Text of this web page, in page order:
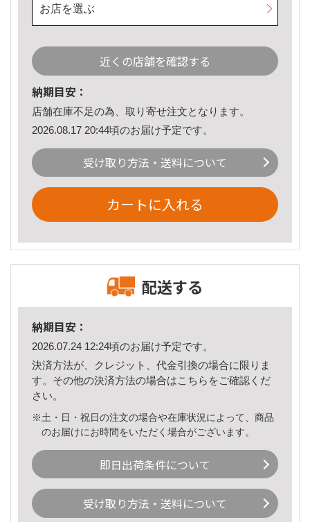
お店を選ぶ
近くの店舗を確認する
納期目安：
店舗在庫不足の為、取り寄せ注文となります。
2026.08.17 20:44頃のお届け予定です。
受け取り方法・送料について
カートに入れる
配送する
納期目安：
2026.07.24 12:24頃のお届け予定です。
決済方法が、クレジット、代金引換の場合に限りま
す。その他の決済方法の場合はこちら をご確認くだ
さい。
※土・日・祝日の注文の場合や在庫状況によって、商品
のお届けにお時間をいただく場合がございます。
即日出荷条件について
受け取り方法・送料について